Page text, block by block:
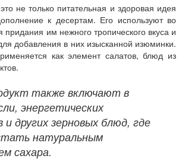
не только питательная и здоровая идея
к десертам. Его используют во
им нежного тропического вкуса и
добавления в них изысканной изюминки.
как элемент салатов, блюд из
также включают в
энергетических
и других зерновых блюд, где
натуральным
сахара.